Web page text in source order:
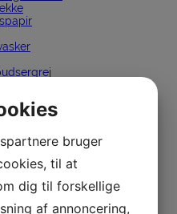
spande
bruger
til at
dig til forskellige
af annoncering,